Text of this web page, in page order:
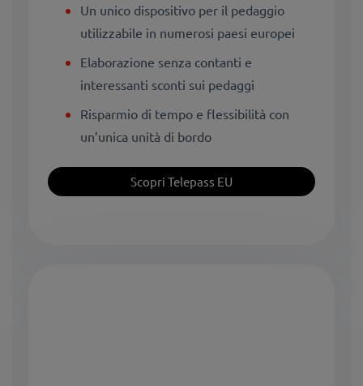
Un unico dispositivo per il pedaggio
utilizzabile in numerosi paesi europei
Elaborazione senza contanti e
interessanti sconti sui pedaggi
Risparmio di tempo e flessibilità con
un’unica unità di bordo
Scopri Telepass EU